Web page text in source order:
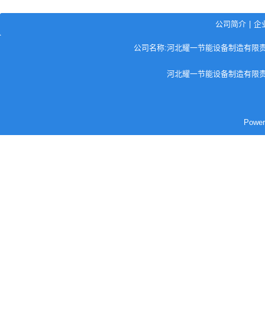
公司简介 企
公司名称:河北耀一节能设备制造有限
河北耀一节能设备制造有限